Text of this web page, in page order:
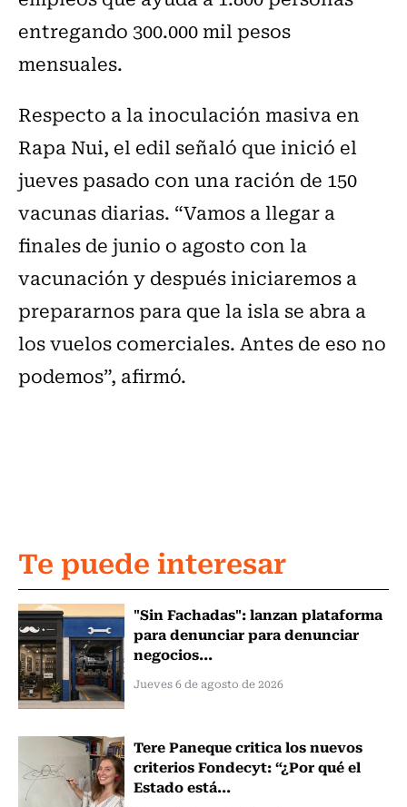
entregando 300.000 mil pesos
mensuales.
Respecto a la inoculación masiva en
Rapa Nui, el edil señaló que inició el
jueves pasado con una ración de 150
vacunas diarias. “Vamos a llegar a
finales de junio o agosto con la
vacunación y después iniciaremos a
prepararnos para que la isla se abra a
los vuelos comerciales. Antes de eso no
podemos”, afirmó.
Te puede interesar
"Sin Fachadas": lanzan plataforma
para denunciar para denunciar
negocios...
Jueves 6 de agosto de 2026
Tere Paneque critica los nuevos
criterios Fondecyt: “¿Por qué el
Estado está...